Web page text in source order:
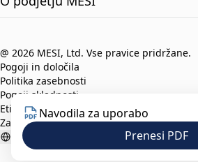
Navodila za uporabo
Prenesi PDF
@ 2026 MESI, Ltd. Vse pravice pridržane.
Pogoji in določila
Politika zasebnosti
Pogoji skladnosti
Etični kodeks
Zaščita prijaviteljev
Slovenian